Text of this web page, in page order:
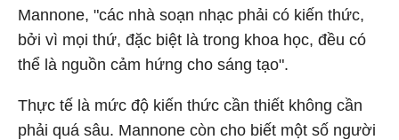
Mannone, "các nhà soạn nhạc phải có kiến thức,
bởi vì mọi thứ, đặc biệt là trong khoa học, đều có
thể là nguồn cảm hứng cho sáng tạo".
Thực tế là mức độ kiến thức cần thiết không cần
phải quá sâu. Mannone còn cho biết một số người